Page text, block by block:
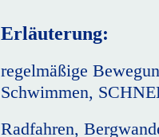
Erläuterung:
regelmäßige
Schwimmen,
Radfahren,